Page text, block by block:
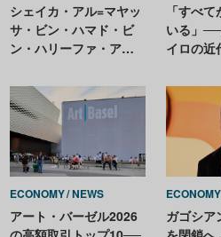
シェイカ・アル=マヤッ
サ・ビン・ハマド・ビ
ン・ハリーファ・アル=
Mayassa bint Hamad
bin Khalifa Al Thani）
「すべ
いる」
イロの近
ECONOMY NEWS
アート・バーゼル2026
ECONOMY
ガゴシア